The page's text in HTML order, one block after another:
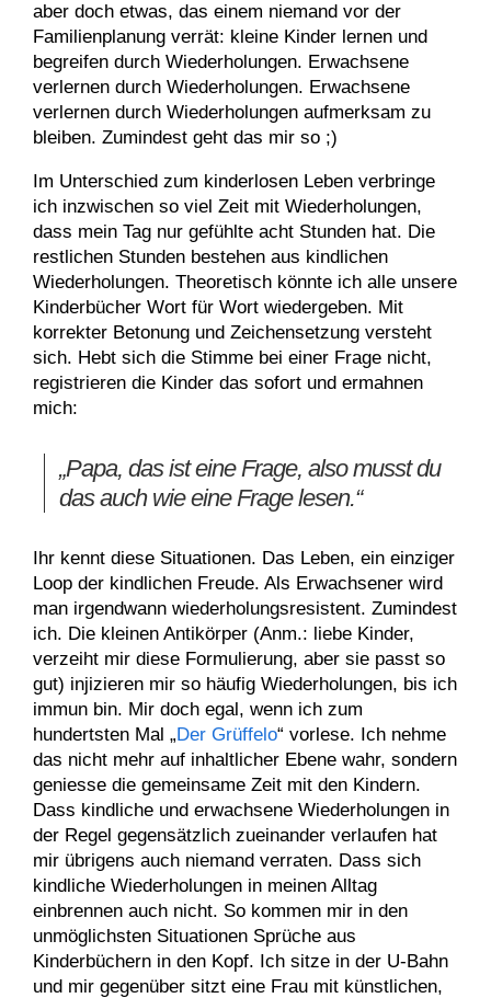
aber doch etwas, das einem niemand vor der
Familienplanung verrät: kleine Kinder lernen und
begreifen durch Wiederholungen. Erwachsene
verlernen durch Wiederholungen. Erwachsene
verlernen durch Wiederholungen aufmerksam zu
bleiben. Zumindest geht das mir so ;)
Im Unterschied zum kinderlosen Leben verbringe
ich inzwischen so viel Zeit mit Wiederholungen,
dass mein Tag nur gefühlte acht Stunden hat. Die
restlichen Stunden bestehen aus kindlichen
Wiederholungen. Theoretisch könnte ich alle unsere
Kinderbücher Wort für Wort wiedergeben. Mit
korrekter Betonung und Zeichensetzung versteht
sich. Hebt sich die Stimme bei einer Frage nicht,
registrieren die Kinder das sofort und ermahnen
mich:
„Papa, das ist eine Frage, also musst du
das auch wie eine Frage lesen.“
Ihr kennt diese Situationen. Das Leben, ein einziger
Loop der kindlichen Freude. Als Erwachsener wird
man irgendwann wiederholungsresistent. Zumindest
ich. Die kleinen Antikörper (Anm.: liebe Kinder,
verzeiht mir diese Formulierung, aber sie passt so
gut) injizieren mir so häufig Wiederholungen, bis ich
immun bin. Mir doch egal, wenn ich zum
hundertsten Mal „Der Grüffelo“ vorlese. Ich nehme
das nicht mehr auf inhaltlicher Ebene wahr, sondern
geniesse die gemeinsame Zeit mit den Kindern.
Dass kindliche und erwachsene Wiederholungen in
der Regel gegensätzlich zueinander verlaufen hat
mir übrigens auch niemand verraten. Dass sich
kindliche Wiederholungen in meinen Alltag
einbrennen auch nicht. So kommen mir in den
unmöglichsten Situationen Sprüche aus
Kinderbüchern in den Kopf. Ich sitze in der U-Bahn
und mir gegenüber sitzt eine Frau mit künstlichen,